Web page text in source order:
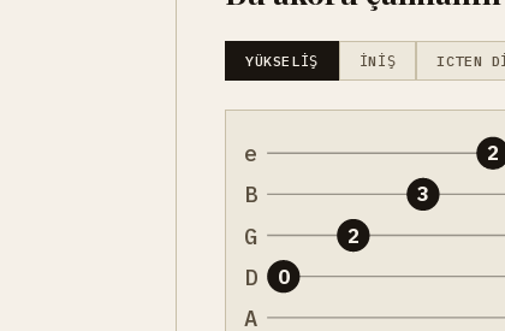
YÜKSELIŞ İNIŞ ICTEN
e
B
G
D
A
0
2
3
2